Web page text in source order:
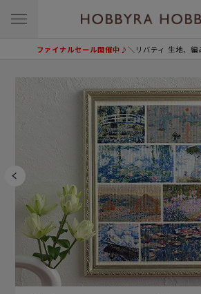
ファイナルセール開催中♪＼リバティ 生地、